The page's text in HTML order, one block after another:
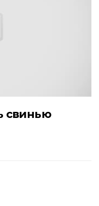
свинью